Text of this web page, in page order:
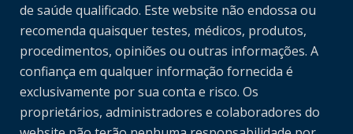
de saúde qualificado. Este website não endossa ou
recomenda quaisquer testes, médicos, produtos,
procedimentos, opiniões ou outras informações. A
confiança em qualquer informação fornecida é
exclusivamente por sua conta e risco. Os
proprietários, administradores e colaboradores do